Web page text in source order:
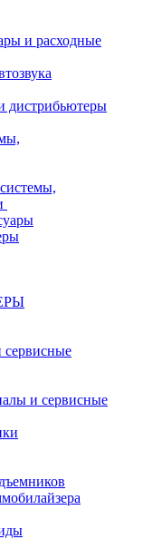
и расходные
дистрибьютеры
сервисные
и сервисные